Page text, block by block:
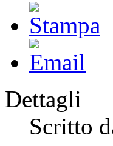
Dettagli
Scritto